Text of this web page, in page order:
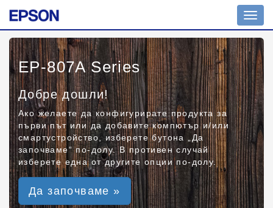
EP-807A Series
Добре дошли!
Ако желаете да конфигурирате продукта за
първи път или да добавите компютър и/или
смартустройство, изберете бутона „Да
започваме“ по-долу. В противен случай
изберете една от другите опции по-долу.
Да започваме »